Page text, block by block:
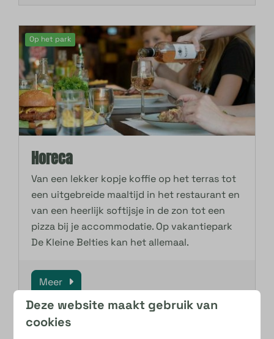
Op het park
Horeca
Van een lekker kopje koffie op het terras tot
een uitgebreide maaltijd in het restaurant en
van een heerlijk softijsje in de zon tot een
pizza bij je accommodatie. Op vakantiepark
De Kleine Belties kan het allemaal.
Meer
Deze website maakt gebruik van
cookies